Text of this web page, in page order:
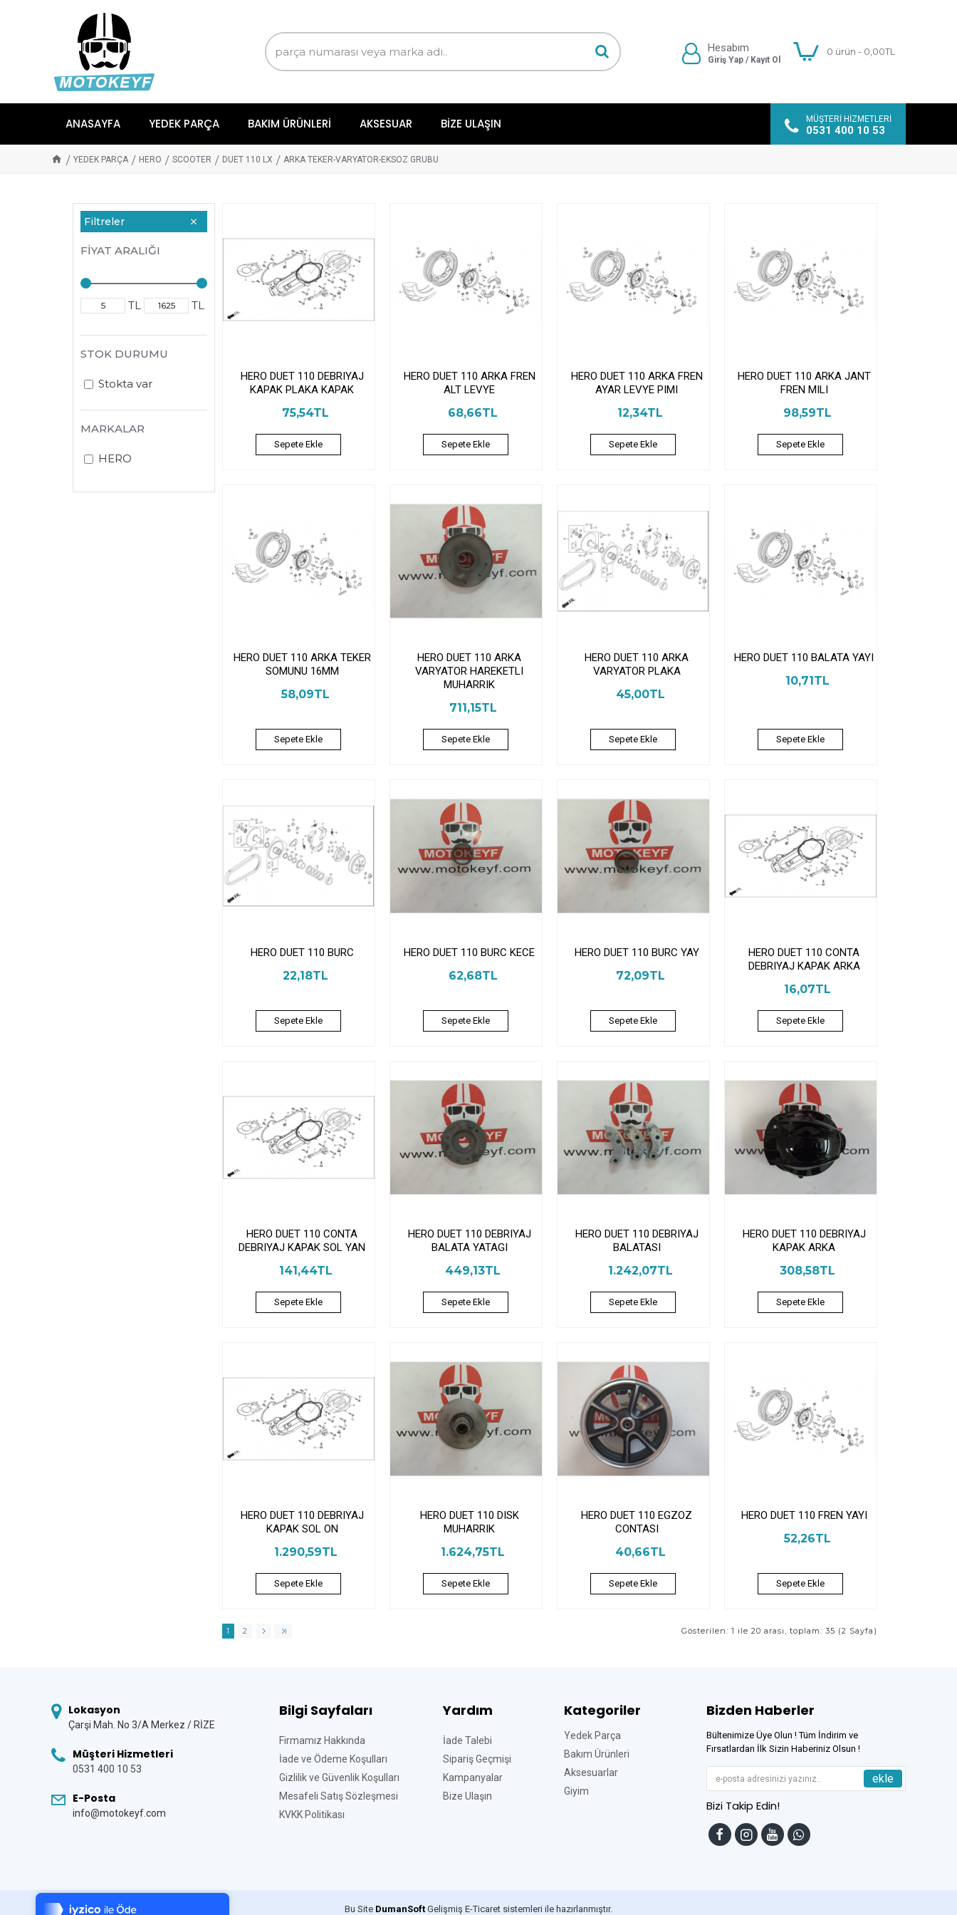
7/24 Canlı Destek
Hesabım
Giriş Yap / Kayıt Ol
0 ürün - 0,00TL
ANASAYFA YEDEK PARÇA BAKIM ÜRÜNLERI AKSESUAR BIZE ULAŞIN MÜŞTERI HIZMETLERI
0531 400 10 53
YEDEK PARÇA HERO SCOOTER DUET 110 LX ARKA TEKER-VARYATOR-EKSOZ GRUBU
Filtreler
FIYAT ARALIĞI
TL TL
MARKALAR
HERO
STOK DURUMU
Stokta var
HERO DUET 110 DEBRIYAJ
KAPAK PLAKA KAPAK
75,54TL
Sepete Ekle
HERO DUET 110 ARKA FREN
ALT LEVYE
68,66TL
Sepete Ekle
HERO DUET 110 ARKA FREN
AYAR LEVYE PIMI
12,34TL
Sepete Ekle
HERO DUET 110 ARKA JANT
FREN MILI
98,59TL
Sepete Ekle
HERO DUET 110 ARKA TEKER
SOMUNU 16MM
58,09TL
Sepete Ekle
HERO DUET 110 ARKA
VARYATOR HAREKETLI
MUHARRIK
711,15TL
Sepete Ekle
HERO DUET 110 ARKA
VARYATOR PLAKA
45,00TL
Sepete Ekle
HERO DUET 110 BALATA YAYI
10,71TL
Sepete Ekle
HERO DUET 110 BURC
22,18TL
Sepete Ekle
HERO DUET 110 BURC KECE
62,68TL
Sepete Ekle
HERO DUET 110 BURC YAY
72,09TL
Sepete Ekle
HERO DUET 110 CONTA
DEBRIYAJ KAPAK ARKA
16,07TL
Sepete Ekle
HERO DUET 110 CONTA
DEBRIYAJ KAPAK SOL YAN
141,44TL
Sepete Ekle
HERO DUET 110 DEBRIYAJ
BALATA YATAGI
449,13TL
Sepete Ekle
HERO DUET 110 DEBRIYAJ
BALATASI
1.242,07TL
Sepete Ekle
HERO DUET 110 DEBRIYAJ
KAPAK ARKA
308,58TL
Sepete Ekle
HERO DUET 110 DEBRIYAJ
KAPAK SOL ON
1.290,59TL
Sepete Ekle
HERO DUET 110 DISK
MUHARRIK
1.624,75TL
Sepete Ekle
HERO DUET 110 EGZOZ
CONTASI
40,66TL
Sepete Ekle
HERO DUET 110 FREN YAYI
52,26TL
Sepete Ekle
1 2 Gösterilen: 1 ile 20 arası, toplam: 35 (2 Sayfa)
Lokasyon
Çarşi Mah. No 3/A Merkez / RİZE
Müşteri Hizmetleri
0531 400 10 53
E-Posta
info@motokeyf.com
Bilgi Sayfaları
Firmamız Hakkında
İade ve Ödeme Koşulları
Gizlilik ve Güvenlik Koşulları
Mesafeli Satış Sözleşmesi
KVKK Politikası
Yardım
İade Talebi
Sipariş Geçmişi
Kampanyalar
Bize Ulaşın
Kategoriler
Yedek Parça
Bakım Ürünleri
Aksesuarlar
Giyim
Bizden Haberler
Bültenimize Üye Olun ! Tüm İndirim ve
Fırsatlardan İlk Sizin Haberiniz Olsun !
ekle
Bizi Takip Edin!
Bu Site DumanSoft Gelişmiş E-Ticaret sistemleri ile hazırlanmıştır.